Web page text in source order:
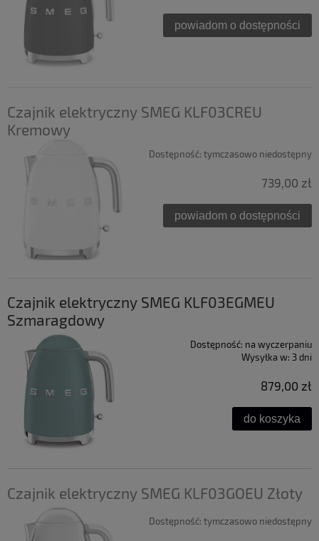
powiadom o dostępności
Czajnik elektryczny SMEG KLF03CREU
Kremowy
Dostępność: tymczasowo niedostępny
739,00 zł
powiadom o dostępności
Czajnik elektryczny SMEG KLF03EGMEU
Szmaragdowy
Dostępność: na wyczerpaniu
Wysyłka w: 3 dni
879,00 zł
do koszyka
Czajnik elektryczny SMEG KLF03GOEU Złoty
Dostępność: tymczasowo niedostępny